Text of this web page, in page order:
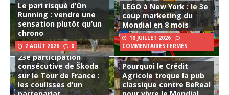
Le pari risqué d’On
Running : vendre une
sensation plutôt qu’un
chrono
2 AOÛT 2026 0
LEGO à New York : le 3e
coup marketing du
Mondial en 8 mois
10 JUILLET 2026
COMMENTAIRES FERMÉS
23e participation
consécutive de Škoda
sur le Tour de France :
les coulisses d’un
Pourquoi le Crédit
Agricole troque la pub
classique contre BeReal